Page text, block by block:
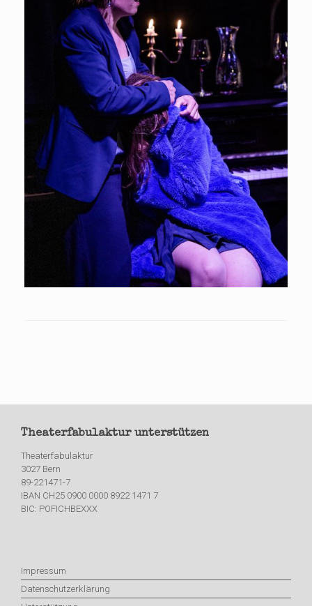
Theaterfabulaktur unterstützen
Theaterfabulaktur
3027 Bern
89-221471-7
IBAN CH25 0900 0000 8922 1471 7
BIC: POFICHBEXXX
Impressum
Datenschutzerklärung